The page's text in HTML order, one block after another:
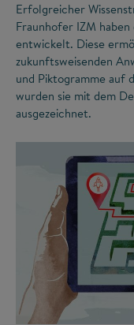
Erfolgreicher
Fraunhofer IZM
entwickelt. Diese
zukunftsweisenden
und Piktogramme auf
wurden sie mit dem
ausgezeichnet.